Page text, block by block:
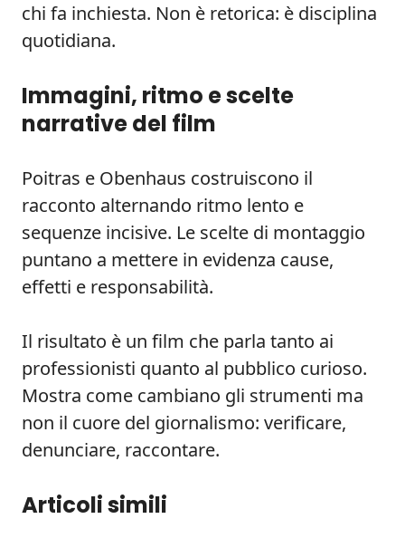
chi fa inchiesta. Non è retorica: è disciplina
quotidiana.
Immagini, ritmo e scelte
narrative del film
Poitras e Obenhaus costruiscono il
racconto alternando ritmo lento e
sequenze incisive. Le scelte di montaggio
puntano a mettere in evidenza cause,
effetti e responsabilità.
Il risultato è un film che parla tanto ai
professionisti quanto al pubblico curioso.
Mostra come cambiano gli strumenti ma
non il cuore del giornalismo: verificare,
denunciare, raccontare.
Articoli simili